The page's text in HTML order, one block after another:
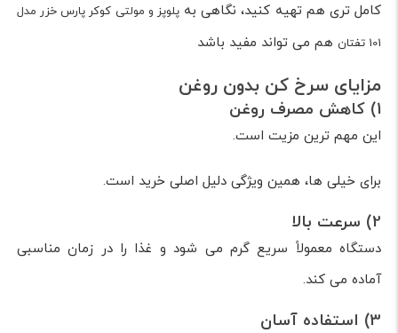
کامل تری هم تهیه کنید، نگاهی بهپلوپز و مولتی کوکر پارس خزر مدل
101 تفتان
هم می تواند مفید باشد
مزایای سرخ کن بدون روغن
1) کاهش مصرف روغن
این مهم ترین مزیت است.
برای خیلی ها، همین ویژگی دلیل اصلی خرید است.
2) سرعت بالا
دستگاه معمولاً سریع گرم می شود و غذا را در زمان مناسبی
آماده می کند.
3) استفاده آسان